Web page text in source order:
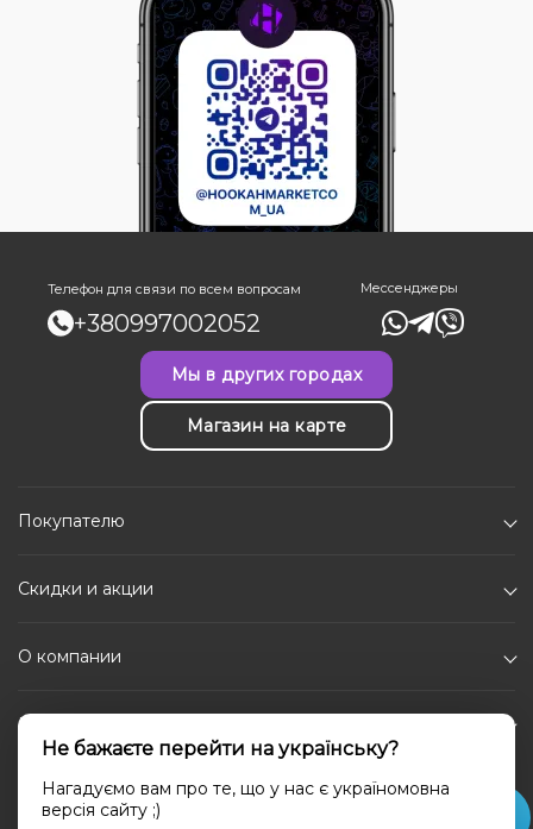
Телефон для связи по всем вопросам
+380997002052
Мессенджеры
Мы в других городах
Магазин на карте
Покупателю
Скидки и акции
О компании
Каталог
Социальные сети
Не бажаєте перейти на українську?
Нагадуємо вам про те, що у нас є україномовна
версія сайту ;)